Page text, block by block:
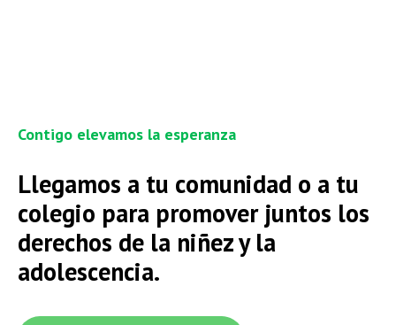
Contigo elevamos la esperanza
Llegamos a tu comunidad o a tu
colegio para promover juntos los
derechos de la niñez y la
adolescencia.